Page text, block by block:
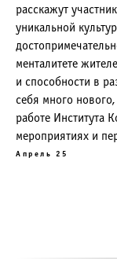
расскажут
уникальной
менталитете
и способности в
себя много
работе Института
мероприятиях и
Апрель 25